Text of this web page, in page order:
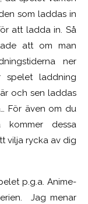
som laddas in
att ladda in. Så
att om man
ner
spelet laddning
och sen laddas
För även om du
dessa
vilja rycka av dig
p.g.a. Anime-
Jag menar